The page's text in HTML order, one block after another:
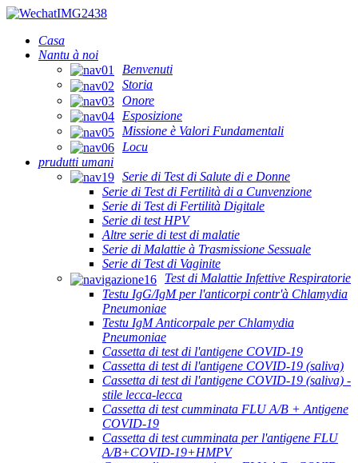
Casa
Nantu à noi
Benvenuti
Storia
Onore
Esposizione
Missione è Valori Fundamentali
Locu
prudutti umani
Serie di Test di Salute di e Donne
Serie di Test di Fertilità di a Cunvenzione
Serie di Test di Fertilità Digitale
Serie di test HPV
Altre serie di test di malatie
Serie di Malattie à Trasmissione Sessuale
Serie di Test di Vaginite
Test di Malattie Infettive Respiratorie
Testu IgG/IgM per l'anticorpi contr'à Chlamydia
Pneumoniae
Testu IgM Anticorpale per Chlamydia
Pneumoniae
Cassetta di test di l'antigene COVID-19
Cassetta di test di l'antigene COVID-19 (saliva)
Cassetta di test di l'antigene COVID-19 (saliva) -
stile lecca-lecca
Cassetta di test cumminata FLU A/B + Antigene
COVID-19
Cassetta di test cumminata per l'antigene FLU
A/B+COVID-19+HMPV